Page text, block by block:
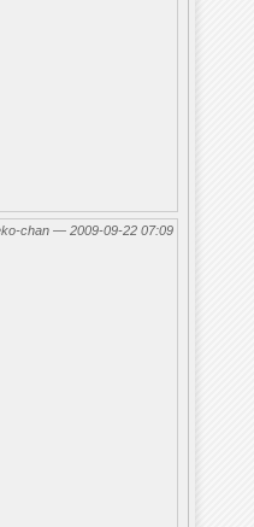
chan — 2009-09-22 07:09